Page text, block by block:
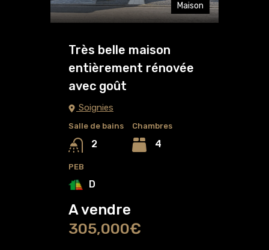
Maison
Très belle maison
entièrement rénovée
avec goût
Soignies
Salle de bains
2
Chambres
4
PEB
D
A vendre
305,000€